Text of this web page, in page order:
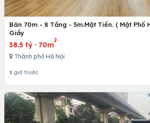
Bán 70m - 8 Tầng - 5m.Mặt Tiền. ( Mặt Phố
Giấy
38.5 tỷ · 70m
2
Thành phố Hà Nội
6 giờ trước